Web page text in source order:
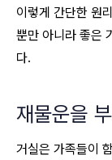
이렇게 간단한 원
뿐만 아니라 좋은
다.
재물운을
거실은 가족들이